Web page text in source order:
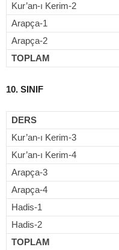
Kur’an-ı Kerim-2
Arapça-1
Arapça-2
TOPLAM
10. SINIF
DERS
Kur’an-ı Kerim-3
Kur’an-ı Kerim-4
Arapça-3
Arapça-4
Hadis-1
Hadis-2
TOPLAM